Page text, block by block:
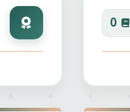
0